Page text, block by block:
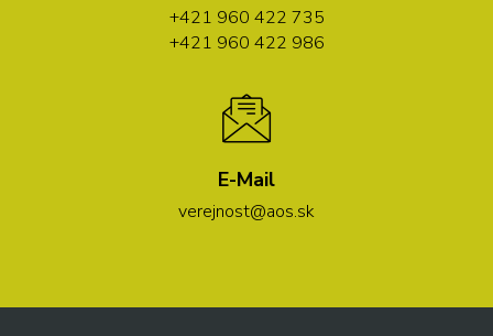
+421 960 422 735
+421 960 422 986
E-Mail
verejnost@aos.sk